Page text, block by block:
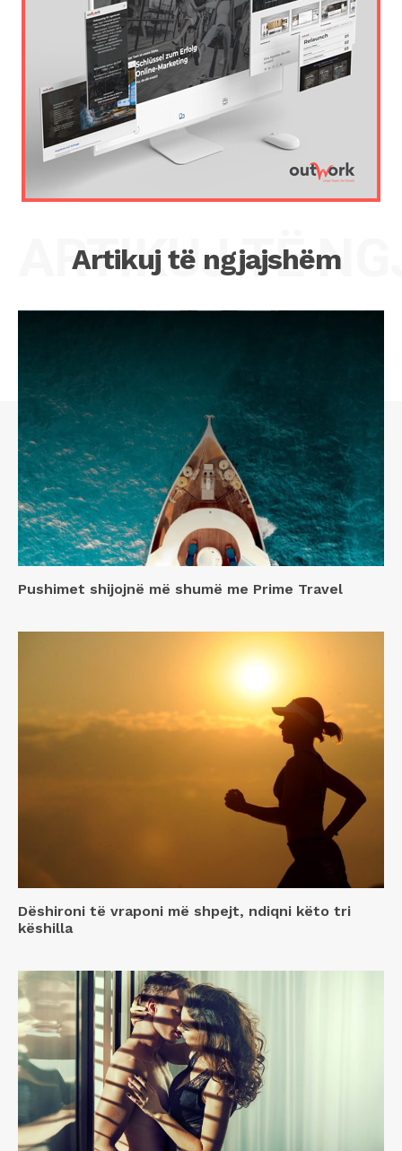
Artikuj të ngjajshëm
ARTIKUJ TË
Pushimet shijojnë më shumë me Prime Travel
Dëshironi të vraponi më shpejt, ndiqni këto tri
këshilla